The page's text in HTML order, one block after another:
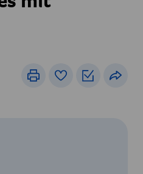
DruckenRezeptbuch